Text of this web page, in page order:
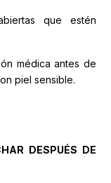
que estén
médica antes de
piel sensible.
DESPUÉS DE